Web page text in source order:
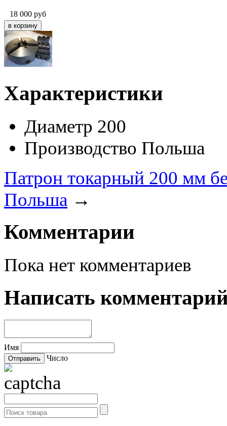
18 000 руб
Характеристики
Диаметр 200
Производство Польша
Патрон токарный 200 мм
Польша →
Комментарии
Пока нет комментариев
Написать
Имя
Число